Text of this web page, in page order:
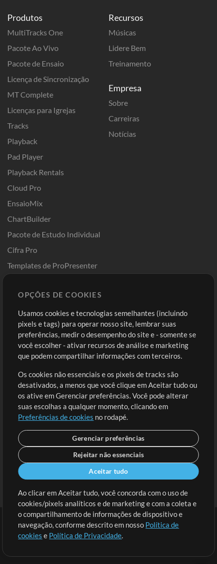
Produtos
MultiTracks One
Pacote Ao Vivo
Pacote de Ensaio
Licença de Sincronização
MT Complete
Licenças para Igrejas
Tracks
Playback
Pad Player
Playback Rentals
Cloud Pro
EnsaioMix
ChartBuilder
Pacote de Estudo Individual
Cifra Pro
Templates de ProPresenter
Recursos
Músicas
Lidere Bem
Treinamento
Empresa
Sobre
Carreiras
Notícias
Comprar Créditos
Conteúdo Grátis
Solicite uma Música
Extras
Sessões
Envie seu conteúdo
Playlist
MT Conference
Entre
Cadastre-se
Ir ao carrinho
Termos | Política de Privacidade
OPÇÕES DE COOKIES
Usamos cookies e tecnologias semelhantes (incluindo
pixels e tags) para operar nosso site, lembrar suas
preferências, medir o desempenho do site e - somente se
você escolher - ativar recursos de análise e marketing
que podem compartilhar informações com terceiros.
Os cookies não essenciais e os pixels de tracks são
desativados, a menos que você clique em Aceitar tudo ou
os ative em Gerenciar preferências. Você pode alterar
suas escolhas a qualquer momento, clicando em
Preferências de cookies no rodapé.
Gerenciar preferências
Rejeitar não essenciais
Aceitar tudo
Ao clicar em Aceitar tudo, você concorda com o uso de
cookies/pixels analíticos e de marketing e com a coleta e
o compartilhamento de informações de dispositivo e
navegação, conforme descrito em nosso Política de
cookies e Política de Privacidade.